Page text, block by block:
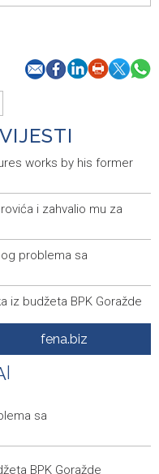
works by his former
i zahvalio mu za
problema sa
iz budžeta BPK Goražde
potpisali sporazum o
low water levels
ostvaren dionicama
fena.biz
sa
BPK Goražde